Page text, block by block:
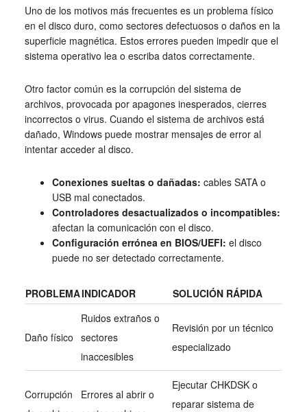
Uno de los motivos más frecuentes es un problema físico
en el disco duro, como sectores defectuosos o daños en la
superficie magnética. Estos errores pueden impedir que el
sistema operativo lea o escriba datos correctamente.
Otro factor común es la corrupción del sistema de
archivos, provocada por apagones inesperados, cierres
incorrectos o virus. Cuando el sistema de archivos está
dañado, Windows puede mostrar mensajes de error al
intentar acceder al disco.
Conexiones sueltas o dañadas: cables SATA o
USB mal conectados.
Controladores desactualizados o incompatibles:
afectan la comunicación con el disco.
Configuración errónea en BIOS/UEFI: el disco
puede no ser detectado correctamente.
PROBLEMAINDICADOR SOLUCIÓN RÁPIDA
Daño físico
Ruidos extraños o
sectores
inaccesibles
Revisión por un técnico
especializado
Corrupción
Errores al abrir o
Ejecutar CHKDSK o
reparar sistema de